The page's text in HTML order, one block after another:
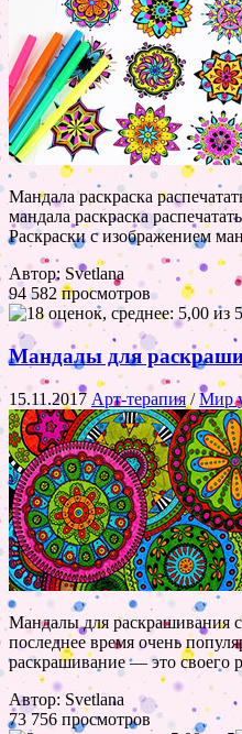
Мандала раскраска
мандала раскраска
Раскраски с изображением
Автор: Svetlana
94 582 просмотров
Мандалы для
15.11.2017 Арт-терапия/Мир
Мандалы для раскрашивания
последнее время очень
раскрашивание — это своего
Автор: Svetlana
73 756 просмотров